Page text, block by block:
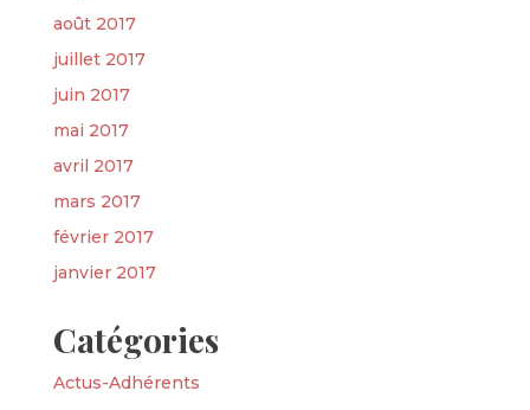
août 2017
juillet 2017
juin 2017
mai 2017
avril 2017
mars 2017
février 2017
janvier 2017
Catégories
Actus-Adhérents